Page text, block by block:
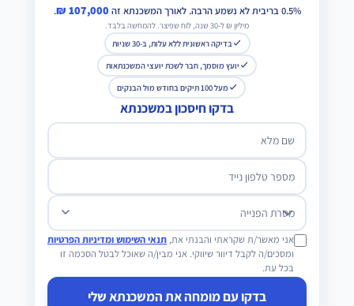
0.5% בריבית לא נשמע הרבה. לאורך המשכנתא זה
107,000 ₪
.
מיליון ₪ ל-30 שנה, לוח שפיצר. להמחשה בלבד.
בדיקה ראשונית ללא עלות, ב-30 שניות
יועץ מוסמך, חבר לשכת יועצי המשכנתאות
מעל 100 תיקים בחודש מול הבנקים
בדקו חיסכון במשכנתא
שם מלא
מספר טלפון נייד
מטרת הפנייה
אני מאשר/ת שקראתי והבנתי את, תנאי השימוש ומדיניות הפרטיות
ומסכים/ה לקבל דיוור שיווקי. אני מבין/ה שאוכל לבטל הסכמה זו
בכל עת.
בדקו עם מומחה את המשכנתא שלי